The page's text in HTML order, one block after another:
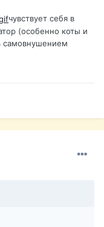
чувствует себя в
(особенно коты и
самовнушением